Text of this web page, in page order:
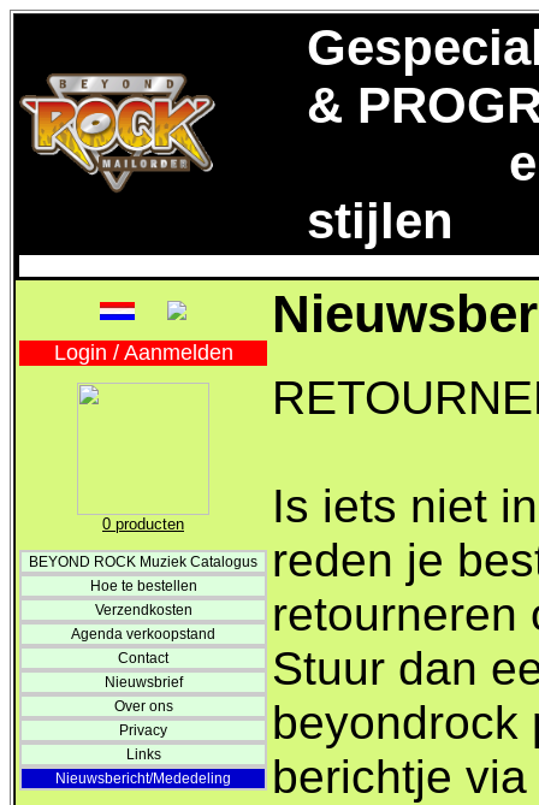
&
en
stijlen
Login / Aanmelden
0 producten
BEYOND ROCK Muziek Catalogus
Hoe te bestellen
Verzendkosten
Agenda verkoopstand
Contact
Nieuwsbrief
Over ons
Privacy
Links
Nieuwsbericht/Mededeling
Is iets niet
reden je
retourneren
Stuur dan
beyondrock
berichtje